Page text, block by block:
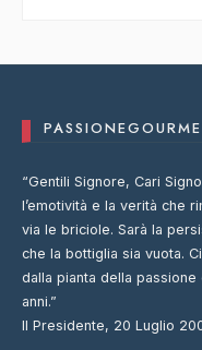
“Gentili Signore, Cari
l’emotività e la verità che
via le briciole. Sarà la
che la bottiglia sia vuota.
dalla pianta della
anni.”
Il Presidente, 20 Luglio